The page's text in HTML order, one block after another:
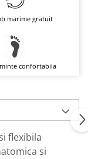
marime gratuit
confortabila
flexibila
si